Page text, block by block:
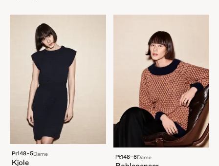
Pt148-5Dame
Kjole
Pt148-6Dame